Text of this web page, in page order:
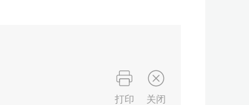
打印 关闭